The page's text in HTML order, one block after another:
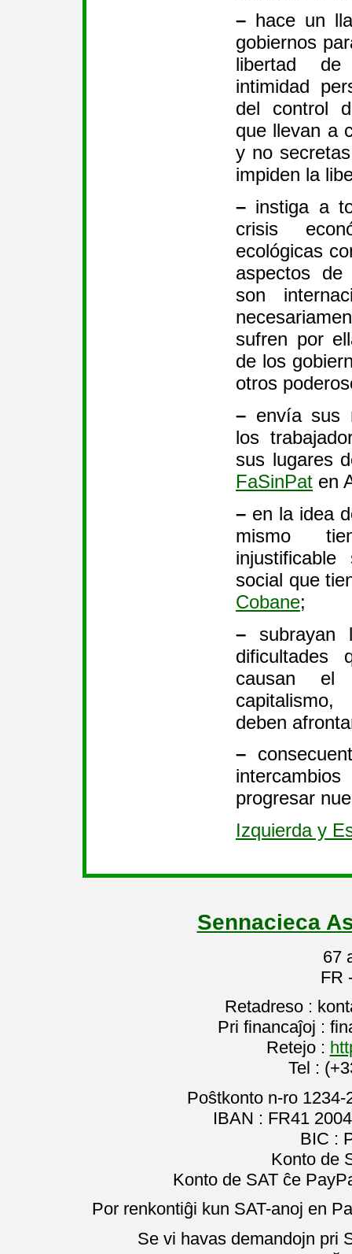
– hace un
gobiernos
libertad
intimidad
del control
que llevan a
y no
impiden la
– instiga a
crisis
ecológicas
aspectos
son
sufren por
de los
otros
– envía sus
los
sus lugares
FaSinPat en
– en la idea
mismo
social que
Cobane;
– subrayan
dificultades
causan el
deben
–
progresar
Izquierda y
Sennacieca
67
FR
Retadreso :
Pri financaĵoj :
Retejo :
Tel :
Poŝtkonto n-ro
IBAN : FR41
BIC :
Konto de
Konto de SAT ĉe
Por renkontiĝi kun SAT-anoj en
Se vi havas demandojn pri